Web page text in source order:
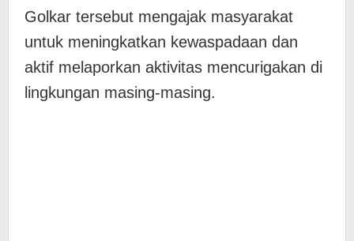
Golkar tersebut mengajak masyarakat
untuk meningkatkan kewaspadaan dan
aktif melaporkan aktivitas mencurigakan di
lingkungan masing-masing.